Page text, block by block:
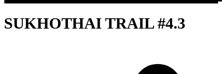
SUKHOTHAI TRAIL #4.3